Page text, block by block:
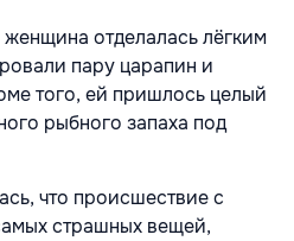
женщина отделалась лёгким
пару царапин и
того, ей пришлось целый
рыбного запаха под
что происшествие с
страшных вещей,